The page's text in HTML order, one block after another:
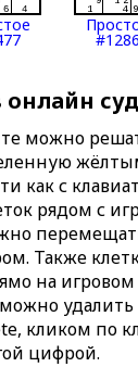
#1286
онлайн
можно
как с
рядом с
Также
на
кликом по
цифрой.